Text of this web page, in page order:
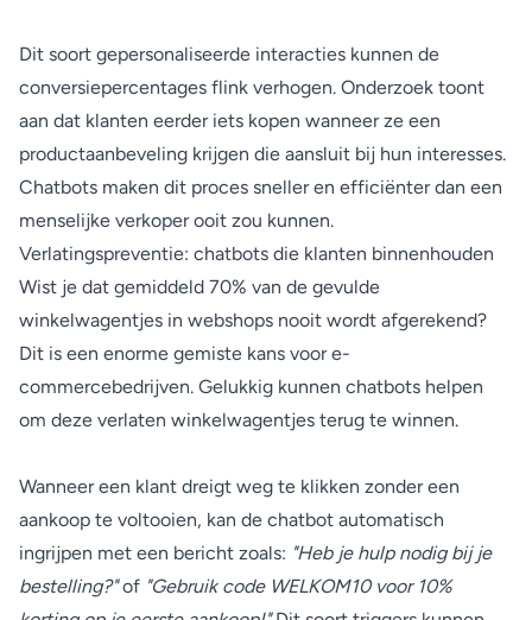
Dit soort gepersonaliseerde interacties kunnen de
conversiepercentages flink verhogen. Onderzoek toont
aan dat klanten eerder iets kopen wanneer ze een
productaanbeveling krijgen die aansluit bij hun interesses.
Chatbots maken dit proces sneller en efficiënter dan een
menselijke verkoper ooit zou kunnen.
Verlatingspreventie: chatbots die klanten binnenhouden
Wist je dat gemiddeld 70% van de gevulde
winkelwagentjes in webshops nooit wordt afgerekend?
Dit is een enorme gemiste kans voor e-
commercebedrijven. Gelukkig kunnen chatbots helpen
om deze verlaten winkelwagentjes terug te winnen.
Wanneer een klant dreigt weg te klikken zonder een
aankoop te voltooien, kan de chatbot automatisch
ingrijpen met een bericht zoals: "Heb je hulp nodig bij je
bestelling?"of "Gebruik code WELKOM10 voor 10%